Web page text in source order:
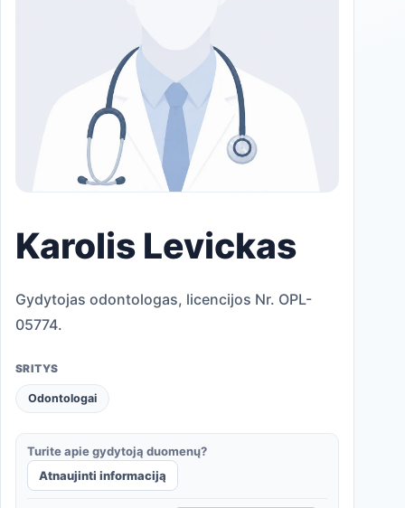
Karolis Levickas
Gydytojas odontologas, licencijos Nr. OPL-
05774.
SRITYS
Odontologai
Turite apie gydytoją duomenų?
Atnaujinti informaciją